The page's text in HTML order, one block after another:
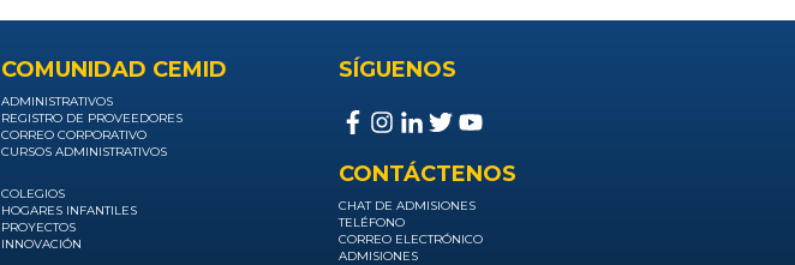
COMUNIDAD CEMID
ADMINISTRATIVOS
REGISTRO DE PROVEEDORES
CORREO CORPORATIVO
CURSOS ADMINISTRATIVOS
COLEGIOS
HOGARES INFANTILES
PROYECTOS
INNOVACIÓN
SÍGUENOS
CONTÁCTENOS
CHAT DE ADMISIONES
TELÉFONO
CORREO ELECTRÓNICO
ADMISIONES